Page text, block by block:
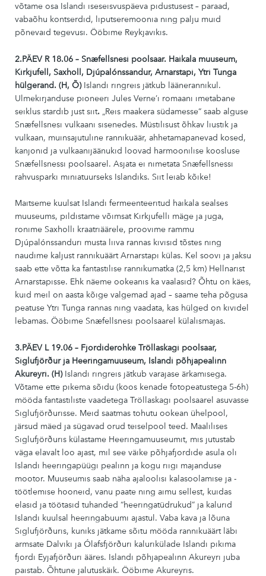
võtame osa Islandi iseseisvuspäeva pidustusest – paraad,
vabaõhu kontserdid, liputseremoonia ning palju muid
põnevaid tegevusi. Ööbime Reykjavikis.
2.PÄEV R 18.06 – Snæfellsnesi poolsaar. Haikala muuseum,
Kirkjufell , Saxholl, Djúpalónssandur, Arnarstapi, Ytri Tunga
hülgerand. (H, Õ) Islandi ringreis jätkub läänerannikul.
Ulmekirjanduse pioneeri Jules Verne’i romaani imetabane
seiklus stardib just siit. „Reis maakera südamesse“ saab alguse
Snæfellsnesi vulkaani sisenedes. Müstilisust õhkav liustik ja
vulkaan, muinsajutuline rannikuäär, ahhetamapanevad kosed,
kanjonid ja vulkaanijäänukid loovad harmoonilise koosluse
Snæfellsnessi poolsaarel. Asjata ei nimetata Snæfellsnessi
rahvusparki miniatuurseks Islandiks. Siit leiab kõike!
Maitseme kuulsat Islandi fermeenteeritud haikala sealses
muuseums, pildistame võimsat Kirkjufelli mäge ja juga,
ronime Saxholli kraatriäärele, proovime rammu
Djúpalónssanduri musta liiva rannas kivisid tõstes ning
naudime kaljust rannikuäärt Arnarstapi külas. Kel soovi ja jaksu
saab ette võtta ka fantastilise rannikumatka (2,5 km) Hellnarist
Arnarstapisse. Ehk näeme ookeanis ka vaalasid? Õhtu on käes,
kuid meil on aasta kõige valgemad ajad – saame teha põgusa
peatuse Ytri Tunga rannas ning vaadata, kas hülged on kividel
lebamas. Ööbime Snæfellsnesi poolsaarel külalismajas.
3.PÄEV L 19.06 – Fjordiderohke Tröllaskagi poolsaar,
Siglufjörður ja Heeringamuuseum, Islandi põhjapealinn
Akureyri. (H) Islandi ringreis jätkub varajase ärkamisega.
Võtame ette pikema sõidu (koos kenade fotopeatustega 5-6h)
mööda fantastiliste vaadetega Tröllaskagi poolsaarel asuvasse
Siglufjörðurisse. Meid saatmas tohutu ookean ühelpool,
järsud mäed ja sügavad orud teiselpool teed. Maalilises
Siglufjörðuris külastame Heeringamuuseumit, mis jutustab
väga elavalt loo ajast, mil see väike põhjafjordide asula oli
Islandi heeringapüügi pealinn ja kogu riigi majanduse
mootor. Muuseumis saab näha ajaloolisi kalasoolamise ja -
töötlemise hooneid, vanu paate ning aimu sellest, kuidas
elasid ja töötasid tuhanded “heeringatüdrukud” ja kalurid
Islandi kuulsal heeringabuumi ajastul. Vaba kava ja lõuna
Siglufjörðuris, kuniks jätkame sõitu mööda rannikuäärt läbi
armsate Dalviki ja Ólafsfjörðuri kalurikülade Islandi pikima
fjordi Eyjafjörðuri ääres. Islandi põhjapealinn Akureyri juba
paistab. Õhtune jalutuskäik. Ööbime Akureyris.